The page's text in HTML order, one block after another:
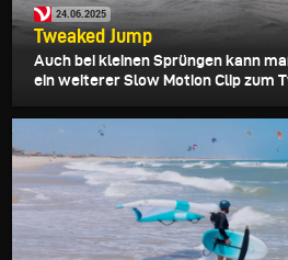
24.06.2025
Tweaked Jump
Auch bei kleinen Sprüngen kann
ein weiterer Slow Motion Clip zum